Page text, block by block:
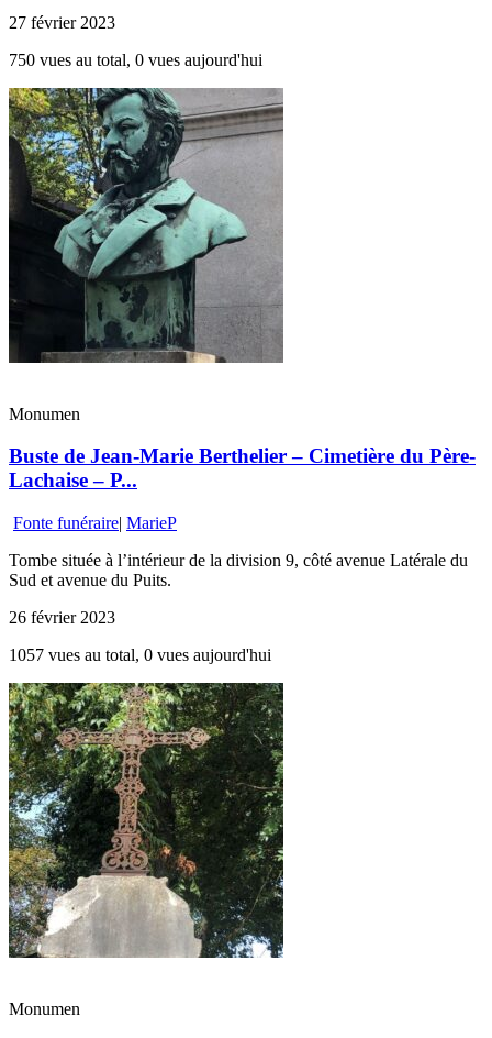
27 février 2023
750 vues au total, 0 vues aujourd'hui
Monumen
Buste de Jean-Marie Berthelier – Cimetière du Père-
Lachaise – P...
Fonte funéraire| MarieP
Tombe située à l’intérieur de la division 9, côté avenue Latérale du
Sud et avenue du Puits.
26 février 2023
1057 vues au total, 0 vues aujourd'hui
Monumen